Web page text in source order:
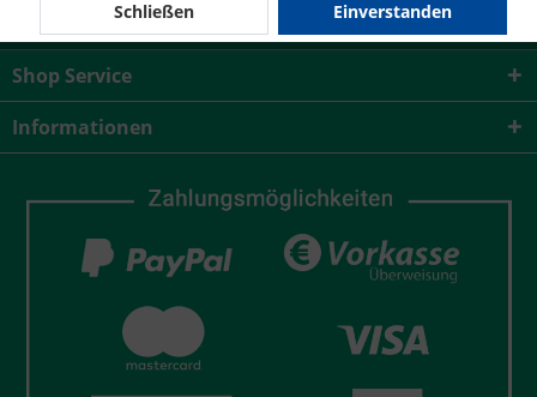
Service Hotline
Shop Service
Informationen
Einverstanden
Schließen